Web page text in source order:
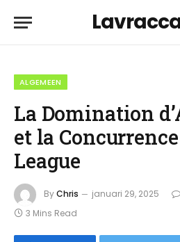
ALGEMEEN
La Domination
et la
League
ByChris januari 29, 2025
3 Mins Read